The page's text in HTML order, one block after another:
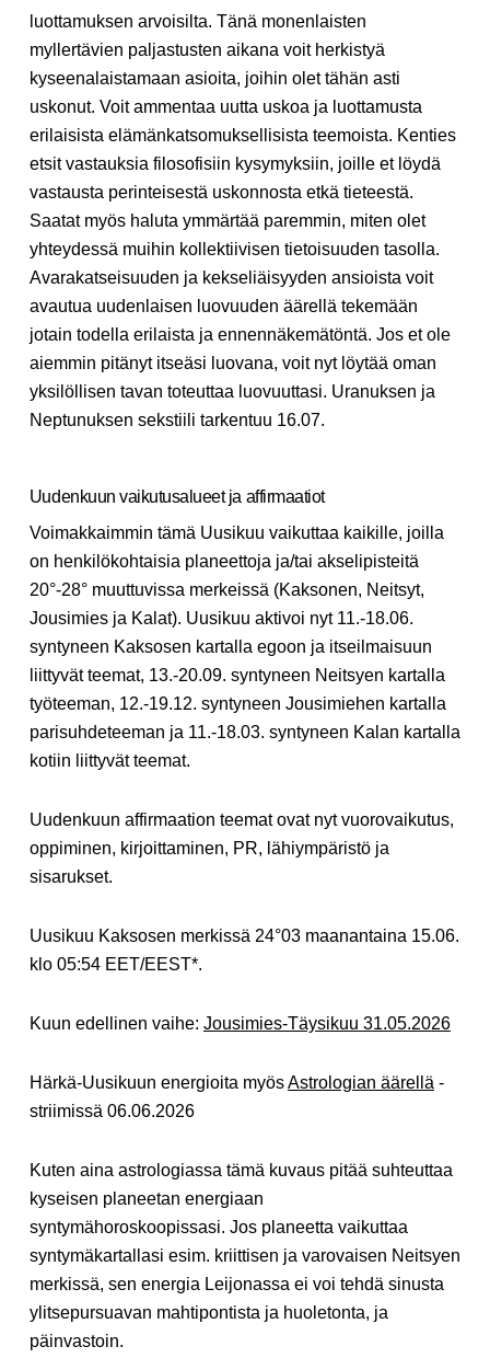
luottamuksen arvoisilta. Tänä monenlaisten
myllertävien paljastusten aikana voit herkistyä
kyseenalaistamaan asioita, joihin olet tähän asti
uskonut. Voit ammentaa uutta uskoa ja luottamusta
erilaisista elämänkatsomuksellisista teemoista. Kenties
etsit vastauksia filosofisiin kysymyksiin, joille et löydä
vastausta perinteisestä uskonnosta etkä tieteestä.
Saatat myös haluta ymmärtää paremmin, miten olet
yhteydessä muihin kollektiivisen tietoisuuden tasolla.
Avarakatseisuuden ja kekseliäisyyden ansioista voit
avautua uudenlaisen luovuuden äärellä tekemään
jotain todella erilaista ja ennennäkemätöntä. Jos et ole
aiemmin pitänyt itseäsi luovana, voit nyt löytää oman
yksilöllisen tavan toteuttaa luovuuttasi. Uranuksen ja
Neptunuksen sekstiili tarkentuu 16.07.
Uudenkuun vaikutusalueet ja affirmaatiot
Voimakkaimmin tämä Uusikuu vaikuttaa kaikille, joilla
on henkilökohtaisia planeettoja ja/tai akselipisteitä
20°-28° muuttuvissa merkeissä (Kaksonen, Neitsyt,
Jousimies ja Kalat). Uusikuu aktivoi nyt 11.-18.06.
syntyneen Kaksosen kartalla egoon ja itseilmaisuun
liittyvät teemat, 13.-20.09. syntyneen Neitsyen kartalla
työteeman, 12.-19.12. syntyneen Jousimiehen kartalla
parisuhdeteeman ja 11.-18.03. syntyneen Kalan kartalla
kotiin liittyvät teemat.
Uudenkuun affirmaation teemat ovat nyt vuorovaikutus,
oppiminen, kirjoittaminen, PR, lähiympäristö ja
sisarukset.
Uusikuu Kaksosen merkissä 24°03 maanantaina 15.06.
klo 05:54 EET/EEST*.
Kuun edellinen vaihe: Jousimies-Täysikuu 31.05.2026
Härkä-Uusikuun energioita myösAstrologian äärellä -
striimissä 06.06.2026
Kuten aina astrologiassa tämä kuvaus pitää suhteuttaa
kyseisen planeetan energiaan
syntymähoroskoopissasi. Jos planeetta vaikuttaa
syntymäkartallasi esim. kriittisen ja varovaisen Neitsyen
merkissä, sen energia Leijonassa ei voi tehdä sinusta
ylitsepursuavan mahtipontista ja huoletonta, ja
päinvastoin.